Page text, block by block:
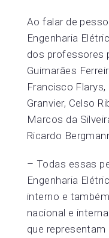
Ao falar de
Engenharia
dos professores
Guimarães
Francisco
Granvier, Celso
Marcos da
Ricardo
– Todas essas
Engenharia
interno e
nacional e
que representam